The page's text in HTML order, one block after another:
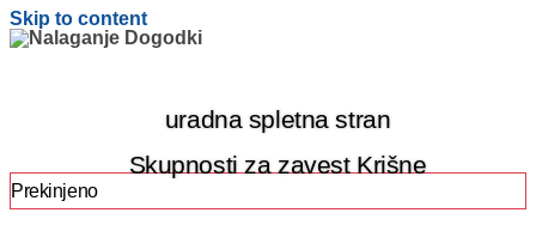
Skip to content
uradna spletna stran
Skupnosti za zavest Krišne
Prekinjeno